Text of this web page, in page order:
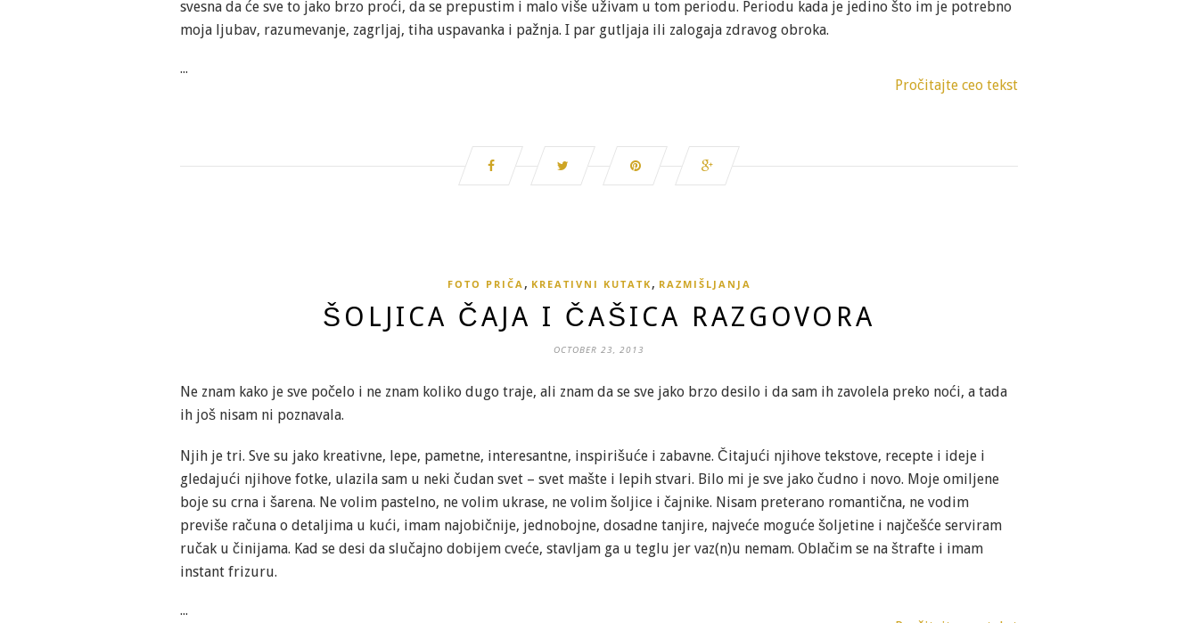
svesna da će sve to jako brzo proći, da se prepustim i malo više uživam u tom periodu. Periodu kada je jedino što im je potrebno
moja ljubav, razumevanje, zagrljaj, tiha uspavanka i pažnja. I par gutljaja ili zalogaja zdravog obroka.
...
Pročitajte ceo tekst
FOTO PRIČA , KREATIVNI KUTATK , RAZMIŠLJANJA
ŠOLJICA ČAJA I ČAŠICA RAZGOVORA
OCTOBER 23, 2013
Ne znam kako je sve počelo i ne znam koliko dugo traje, ali znam da se sve jako brzo desilo i da sam ih zavolela preko noći, a tada
ih još nisam ni poznavala.
Njih je tri. Sve su jako kreativne, lepe, pametne, interesantne, inspirišuće i zabavne. Čitajući njihove tekstove, recepte i ideje i
gledajući njihove fotke, ulazila sam u neki čudan svet – svet mašte i lepih stvari. Bilo mi je sve jako čudno i novo. Moje omiljene
boje su crna i šarena. Ne volim pastelno, ne volim ukrase, ne volim šoljice i čajnike. Nisam preterano romantična, ne vodim
previše računa o detaljima u kući, imam najobičnije, jednobojne, dosadne tanjire, najveće moguće šoljetine i najčešće serviram
ručak u činijama. Kad se desi da slučajno dobijem cveće, stavljam ga u teglu jer vaz(n)u nemam. Oblačim se na štrafte i imam
instant frizuru.
...